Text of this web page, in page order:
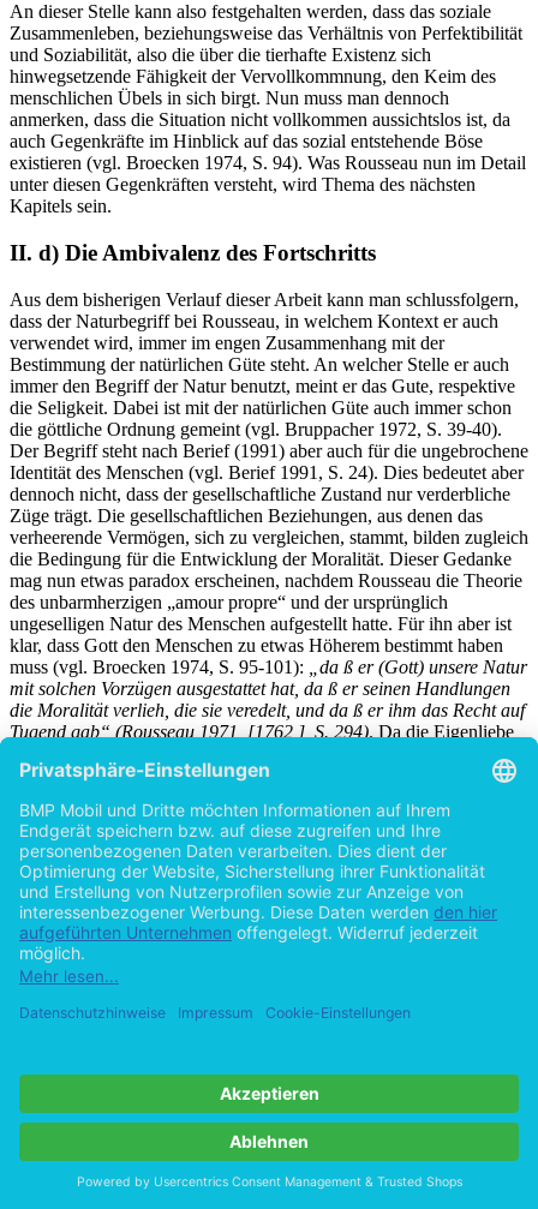
An dieser Stelle kann also festgehalten werden, dass das soziale
Zusammenleben, beziehungsweise das Verhältnis von Perfektibilität
und Soziabilität, also die über die tierhafte Existenz sich
hinwegsetzende Fähigkeit der Vervollkommnung, den Keim des
menschlichen Übels in sich birgt. Nun muss man dennoch
anmerken, dass die Situation nicht vollkommen aussichtslos ist, da
auch Gegenkräfte im Hinblick auf das sozial entstehende Böse
existieren (vgl. Broecken 1974, S. 94). Was Rousseau nun im Detail
unter diesen Gegenkräften versteht, wird Thema des nächsten
Kapitels sein.
II. d) Die Ambivalenz des Fortschritts
Aus dem bisherigen Verlauf dieser Arbeit kann man schlussfolgern,
dass der Naturbegriff bei Rousseau, in welchem Kontext er auch
verwendet wird, immer im engen Zusammenhang mit der
Bestimmung der natürlichen Güte steht. An welcher Stelle er auch
immer den Begriff der Natur benutzt, meint er das Gute, respektive
die Seligkeit. Dabei ist mit der natürlichen Güte auch immer schon
die göttliche Ordnung gemeint (vgl. Bruppacher 1972, S. 39-40).
Der Begriff steht nach Berief (1991) aber auch für die ungebrochene
Identität des Menschen (vgl. Berief 1991, S. 24). Dies bedeutet aber
dennoch nicht, dass der gesellschaftliche Zustand nur verderbliche
Züge trägt. Die gesellschaftlichen Beziehungen, aus denen das
verheerende Vermögen, sich zu vergleichen, stammt, bilden zugleich
die Bedingung für die Entwicklung der Moralität. Dieser Gedanke
mag nun etwas paradox erscheinen, nachdem Rousseau die Theorie
des unbarmherzigen „amour propre“ und der ursprünglich
ungeselligen Natur des Menschen aufgestellt hatte. Für ihn aber ist
klar, dass Gott den Menschen zu etwas Höherem bestimmt haben
muss (vgl. Broecken 1974, S. 95-101):
„da ß er (Gott) unsere Natur
mit solchen Vorzügen ausgestattet hat, da ß er seinen Handlungen
die Moralität verlieh, die sie veredelt, und da ß er ihm das Recht auf
Tugend gab“ (Rousseau 1971, [1762 ], S. 294). Da die Eigenliebe
Zusammenleben bietet, wurde dem Menschen ein angeborenes
Guten. Rousseau spricht in seinemEmilauch noch vom„göttlichen
Instinkt“ (Rousseau 1971, [1762 ], S.306). Dieser sogenannte
Instinkt ist immer schon im Menschen angelegt und somit kein
gesellschaftlich errungenes Gefühl. Die Gesellschaft bildet jedoch
die Voraussetzung für die Entfaltung des Gewissens (vgl. Broecken
1974, S. 101). Erst wenn das Gewissen sich mit der praktischen
Vernunft verknüpft, kann das Individuum über den ganzen
Optionsraum, Gutes und Böses zu tun, verfügen (vgl. Sturma 2001,
S. 113).
eigenständige Instanz, die keineswegs mit der Stimme des
Gewissens übereinstimmen muss. Die Vernunft besitzt sogar die
Kraft, das Gewissen zu unterdrücken, so wie die Herrschaft der
Leidenschaften es vermag, die Stimme der Vernunft und des
Gewissens zu ersticken (vgl. Bolle 1995, S. 149).